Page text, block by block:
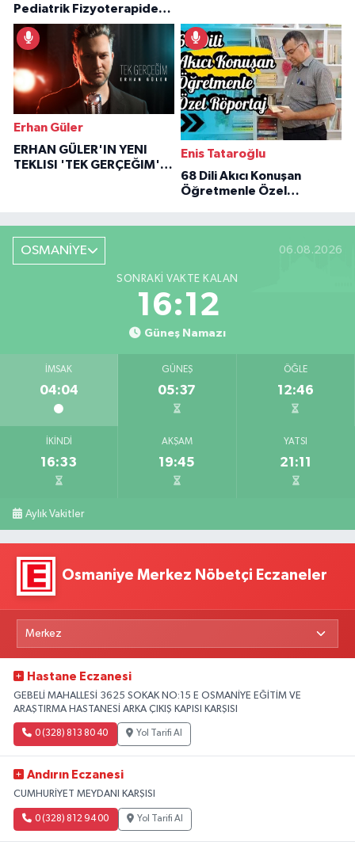
Pediatrik Fizyoterapiden
İlham Veren Hikâyeler
Erhan Güler
ERHAN GÜLER'IN YENI
TEKLISI 'TEK GERÇEĞIM'LE
Enis Tataroğlu
68 Dili Akıcı Konuşan
Öğretmenle Özel
OSMANİYE 06.08.2026
SONRAKI VAKTE KALAN
16:11
Güneş Namazı
İMSAK
04:04
GÜNEŞ
05:37
ÖĞLE
12:46
İKINDI
16:33
AKŞAM
19:45
YATSI
21:11
Aylık Vakitler
Osmaniye Merkez Nöbetçi Eczaneler
Hastane Eczanesi
GEBELİ MAHALLESİ 3625 SOKAK NO:15 E OSMANİYE EĞİTİM VE
ARAŞTIRMA HASTANESİ ARKA ÇIKIŞ KAPISI KARŞISI
0 (328) 813 80 40 Yol Tarifi Al
Andırın Eczanesi
CUMHURİYET MEYDANI KARŞISI
0 (328) 812 94 00 Yol Tarifi Al